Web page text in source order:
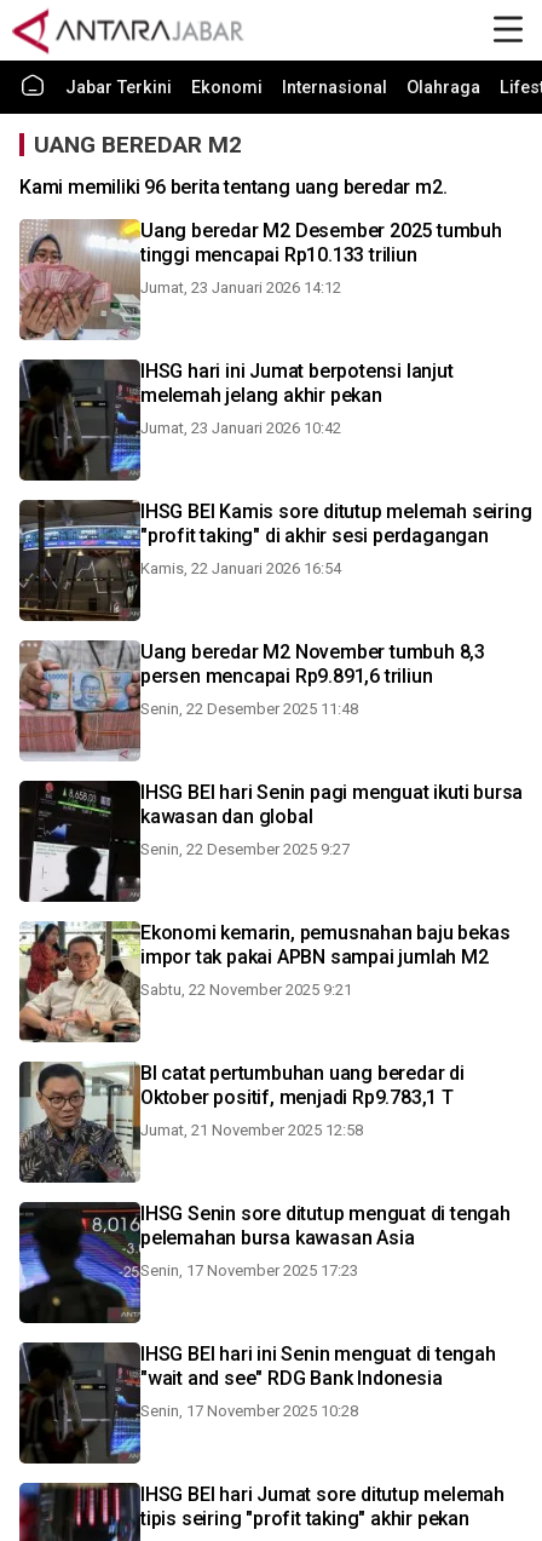
Jabar Terkini Ekonomi Internasional Olahraga
UANG BEREDAR M2
Kami memiliki 96 berita tentang uang beredar m2.
Uang beredar M2 Desember 2025 tumbuh
tinggi mencapai Rp10.133 triliun
Jumat, 23 Januari 2026 14:12
IHSG hari ini Jumat berpotensi lanjut
melemah jelang akhir pekan
Jumat, 23 Januari 2026 10:42
IHSG BEI Kamis sore ditutup melemah seiring
"profit taking" di akhir sesi perdagangan
Kamis, 22 Januari 2026 16:54
Uang beredar M2 November tumbuh 8,3
persen mencapai Rp9.891,6 triliun
Senin, 22 Desember 2025 11:48
IHSG BEI hari Senin pagi menguat ikuti bursa
kawasan dan global
Senin, 22 Desember 2025 9:27
Ekonomi kemarin, pemusnahan baju bekas
impor tak pakai APBN sampai jumlah M2
Sabtu, 22 November 2025 9:21
BI catat pertumbuhan uang beredar di
Oktober positif, menjadi Rp9.783,1 T
Jumat, 21 November 2025 12:58
IHSG Senin sore ditutup menguat di tengah
pelemahan bursa kawasan Asia
Senin, 17 November 2025 17:23
IHSG BEI hari ini Senin menguat di tengah
"wait and see" RDG Bank Indonesia
Senin, 17 November 2025 10:28
IHSG BEI hari Jumat sore ditutup melemah
tipis seiring "profit taking" akhir pekan